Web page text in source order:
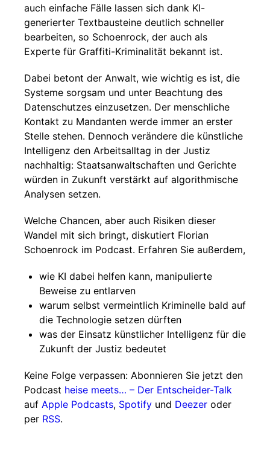
auch einfache Fälle lassen sich dank KI-
generierter Textbausteine deutlich schneller
bearbeiten, so Schoenrock, der auch als
Experte für Graffiti-Kriminalität bekannt ist.
Dabei betont der Anwalt, wie wichtig es ist, die
Systeme sorgsam und unter Beachtung des
Datenschutzes einzusetzen. Der menschliche
Kontakt zu Mandanten werde immer an erster
Stelle stehen. Dennoch verändere die künstliche
Intelligenz den Arbeitsalltag in der Justiz
nachhaltig: Staatsanwaltschaften und Gerichte
würden in Zukunft verstärkt auf algorithmische
Analysen setzen.
Welche Chancen, aber auch Risiken dieser
Wandel mit sich bringt, diskutiert Florian
Schoenrock im Podcast. Erfahren Sie außerdem,
wie KI dabei helfen kann, manipulierte
Beweise zu entlarven
warum selbst vermeintlich Kriminelle bald auf
die Technologie setzen dürften
was der Einsatz künstlicher Intelligenz für die
Zukunft der Justiz bedeutet
Keine Folge verpassen: Abonnieren Sie jetzt den
Podcast heise meets… – Der Entscheider-Talk
auf Apple Podcasts, Spotify und Deezer oder
per RSS.